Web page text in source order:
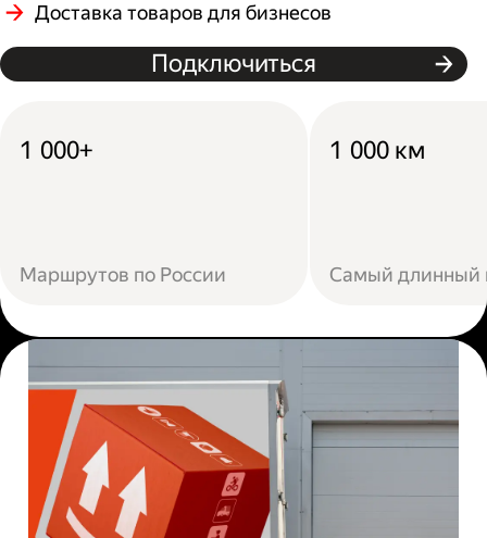
Доставка товаров для бизнесов
Подключиться
1 000+
Маршрутов по России
1 000 км
Самый длинный